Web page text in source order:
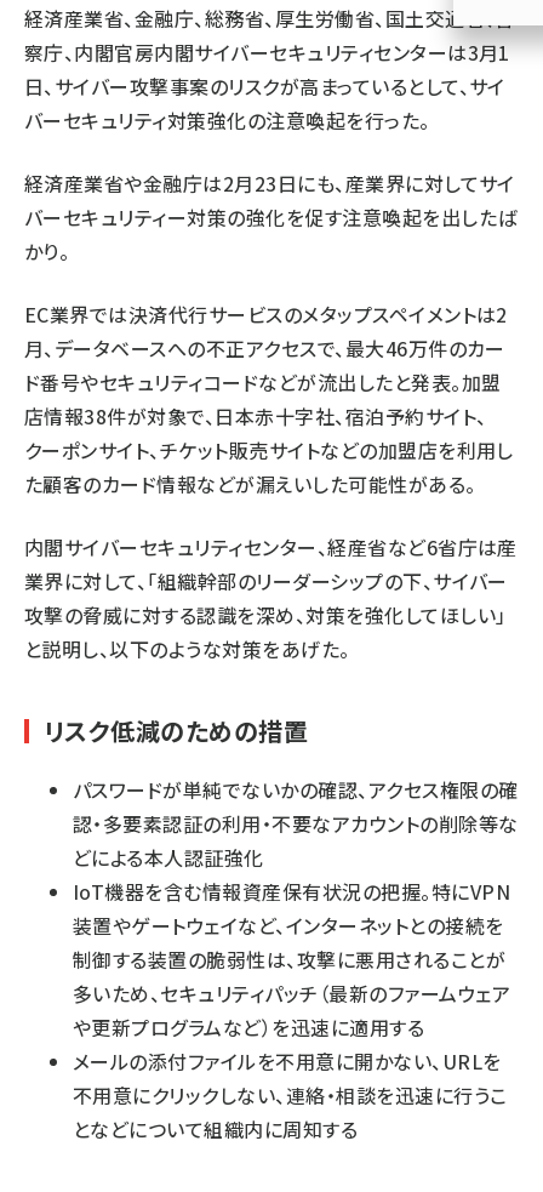
経済産業省、金融庁、総務省、厚生労働省、国土交通省、警
察庁、内閣官房内閣サイバーセキュリティセンターは3月1
日、サイバー攻撃事案のリスクが高まっているとして、サイ
バーセキュリティ対策強化の注意喚起を行った。
経済産業省や金融庁は2月23日にも、産業界に対してサイ
バーセキュリティー対策の強化を促す注意喚起を出したば
かり。
EC業界では決済代行サービスのメタップスペイメントは2
月、データベースへの不正アクセスで、最大46万件のカー
ド番号やセキュリティコードなどが流出したと発表。加盟
店情報38件が対象で、日本赤十字社、宿泊予約サイト、
クーポンサイト、チケット販売サイトなどの加盟店を利用し
た顧客のカード情報などが漏えいした可能性がある。
内閣サイバーセキュリティセンター、経産省など6省庁は産
業界に対して、「組織幹部のリーダーシップの下、サイバー
攻撃の脅威に対する認識を深め、対策を強化してほしい」
と説明し、以下のような対策をあげた。
リスク低減のための措置
パスワードが単純でないかの確認、アクセス権限の確
認・多要素認証の利用・不要なアカウントの削除等な
どによる本人認証強化
IoT機器を含む情報資産保有状況の把握。特にVPN
装置やゲートウェイなど、インターネットとの接続を
制御する装置の脆弱性は、攻撃に悪用されることが
多いため、セキュリティパッチ（最新のファームウェア
や更新プログラムなど）を迅速に適用する
メールの添付ファイルを不用意に開かない、URLを
不用意にクリックしない、連絡・相談を迅速に行うこ
となどについて組織内に周知する
参